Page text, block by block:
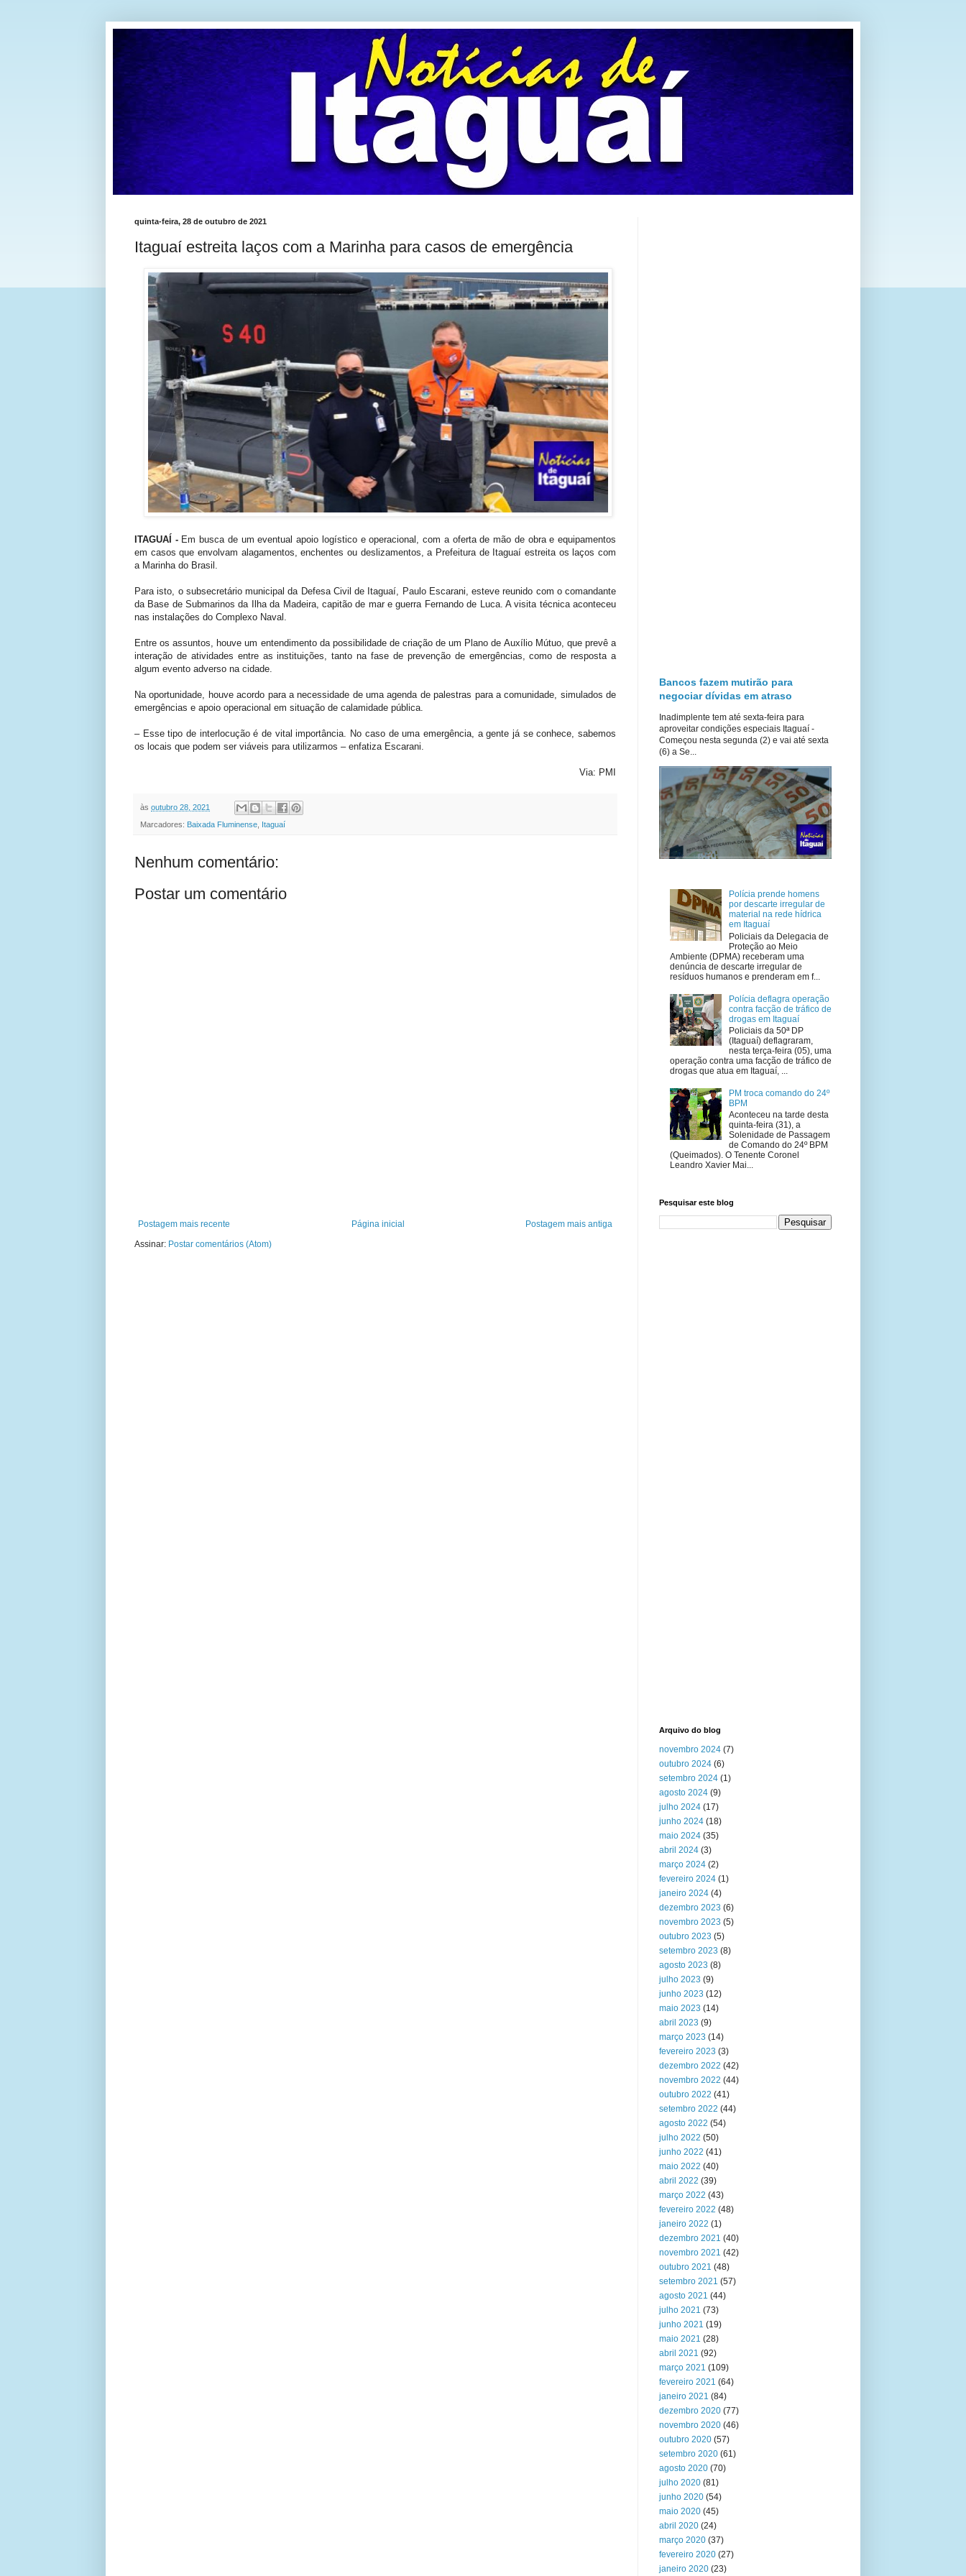
quinta-feira, 28 de outubro de 2021
Itaguaí estreita laços com a Marinha para casos de emergência
ITAGUAÍ - Em busca de um eventual apoio logístico e operacional, com a oferta de mão de obra e equipamentos
em casos que envolvam alagamentos, enchentes ou deslizamentos, a Prefeitura de Itaguaí estreita os laços com
a Marinha do Brasil.
Para isto, o subsecretário municipal da Defesa Civil de Itaguaí, Paulo Escarani, esteve reunido com o comandante
da Base de Submarinos da Ilha da Madeira, capitão de mar e guerra Fernando de Luca. A visita técnica aconteceu
nas instalações do Complexo Naval.
Entre os assuntos, houve um entendimento da possibilidade de criação de um Plano de Auxílio Mútuo, que prevê a
interação de atividades entre as instituições, tanto na fase de prevenção de emergências, como de resposta a
algum evento adverso na cidade.
Na oportunidade, houve acordo para a necessidade de uma agenda de palestras para a comunidade, simulados de
emergências e apoio operacional em situação de calamidade pública.
– Esse tipo de interlocução é de vital importância. No caso de uma emergência, a gente já se conhece, sabemos
os locais que podem ser viáveis para utilizarmos – enfatiza Escarani.
Via: PMI
às outubro 28, 2021
Marcadores: Baixada Fluminense Itaguaí
Nenhum comentário:
Postar um comentário
Postagem mais recente Postagem mais antiga
Página inicial
Assinar: Postar comentários (Atom)
Bancos fazem mutirão para
negociar dívidas em atraso
Inadimplente tem até sexta-feira para
aproveitar condições especiais Itaguaí -
Começou nesta segunda (2) e vai até sexta
(6) a Se...
Polícia prende homens
por descarte irregular de
material na rede hídrica
em Itaguaí
Policiais da Delegacia de
Proteção ao Meio
Ambiente (DPMA) receberam uma
denúncia de descarte irregular de
resíduos humanos e prenderam em f...
Polícia deflagra operação
contra facção de tráfico de
drogas em Itaguaí
Policiais da 50ª DP
(Itaguaí) deflagraram,
nesta terça-feira (05), uma
operação contra uma facção de tráfico de
drogas que atua em Itaguaí, ...
PM troca comando do 24º
BPM
Aconteceu na tarde desta
quinta-feira (31), a
Solenidade de Passagem
de Comando do 24º BPM
(Queimados). O Tenente Coronel
Leandro Xavier Mai...
Pesquisar este blog
Arquivo do blog
novembro 2024 (7)
outubro 2024 (6)
setembro 2024 (1)
agosto 2024 (9)
julho 2024 (17)
junho 2024 (18)
maio 2024 (35)
abril 2024 (3)
março 2024 (2)
fevereiro 2024 (1)
janeiro 2024 (4)
dezembro 2023 (6)
novembro 2023 (5)
outubro 2023 (5)
setembro 2023 (8)
agosto 2023 (8)
julho 2023 (9)
junho 2023 (12)
maio 2023 (14)
abril 2023 (9)
março 2023 (14)
fevereiro 2023 (3)
dezembro 2022 (42)
novembro 2022 (44)
outubro 2022 (41)
setembro 2022 (44)
agosto 2022 (54)
julho 2022 (50)
junho 2022 (41)
maio 2022 (40)
abril 2022 (39)
março 2022 (43)
fevereiro 2022 (48)
janeiro 2022 (1)
dezembro 2021 (40)
novembro 2021 (42)
outubro 2021 (48)
setembro 2021 (57)
agosto 2021 (44)
julho 2021 (73)
junho 2021 (19)
maio 2021 (28)
abril 2021 (92)
março 2021 (109)
fevereiro 2021 (64)
janeiro 2021 (84)
dezembro 2020 (77)
novembro 2020 (46)
outubro 2020 (57)
setembro 2020 (61)
agosto 2020 (70)
julho 2020 (81)
junho 2020 (54)
maio 2020 (45)
abril 2020 (24)
março 2020 (37)
fevereiro 2020 (27)
janeiro 2020 (23)